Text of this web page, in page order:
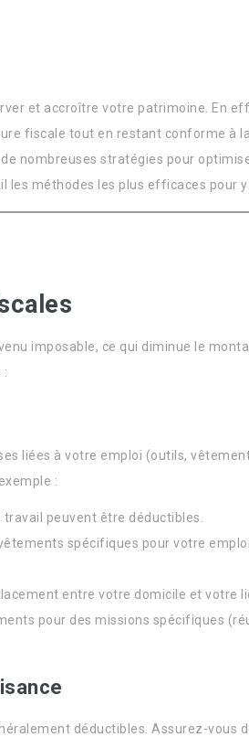
et accroître votre patrimoine. En
fiscale tout en restant conforme à
nombreuses stratégies pour
les méthodes les plus efficaces pour y
imposable, ce qui diminue le
:
liées à votre emploi (outils,
:
peuvent être déductibles.
spécifiques pour votre
entre votre domicile et votre
pour des missions spécifiques
déductibles. Assurez-vous